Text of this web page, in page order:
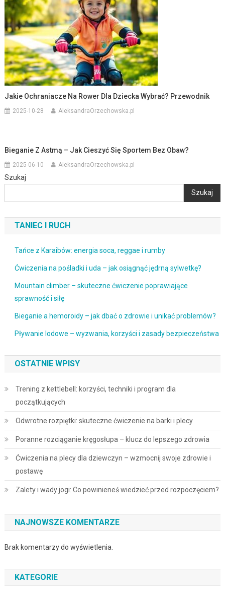
Jakie Ochraniacze Na Rower Dla Dziecka Wybrać? Przewodnik
2025-10-28 AleksandraOrzechowska.pl
Bieganie Z Astmą – Jak Cieszyć Się Sportem Bez Obaw?
2025-06-10 AleksandraOrzechowska.pl
Szukaj
Szukaj
TANIEC I RUCH
Tańce z Karaibów: energia soca, reggae i rumby
Ćwiczenia na pośladki i uda – jak osiągnąć jędrną sylwetkę?
Mountain climber – skuteczne ćwiczenie poprawiające
sprawność i siłę
Bieganie a hemoroidy – jak dbać o zdrowie i unikać problemów?
Pływanie lodowe – wyzwania, korzyści i zasady bezpieczeństwa
OSTATNIE WPISY
Trening z kettlebell: korzyści, techniki i program dla
początkujących
Odwrotne rozpiętki: skuteczne ćwiczenie na barki i plecy
Poranne rozciąganie kręgosłupa – klucz do lepszego zdrowia
Ćwiczenia na plecy dla dziewczyn – wzmocnij swoje zdrowie i
postawę
Zalety i wady jogi: Co powinieneś wiedzieć przed rozpoczęciem?
NAJNOWSZE KOMENTARZE
Brak komentarzy do wyświetlenia.
KATEGORIE